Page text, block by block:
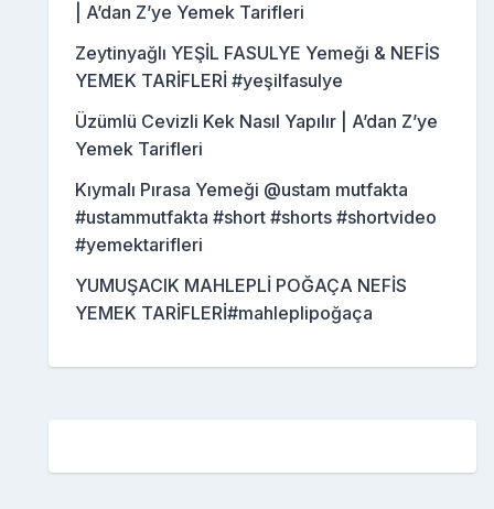
| A’dan Z’ye Yemek Tarifleri
Zeytinyağlı YEŞİL FASULYE Yemeği & NEFİS
YEMEK TARİFLERİ #yeşilfasulye
Üzümlü Cevizli Kek Nasıl Yapılır | A’dan Z’ye
Yemek Tarifleri
Kıymalı Pırasa Yemeği @ustam mutfakta
#ustammutfakta #short #shorts #shortvideo
#yemektarifleri
YUMUŞACIK MAHLEPLİ POĞAÇA NEFİS
YEMEK TARİFLERİ#mahleplipoğaça